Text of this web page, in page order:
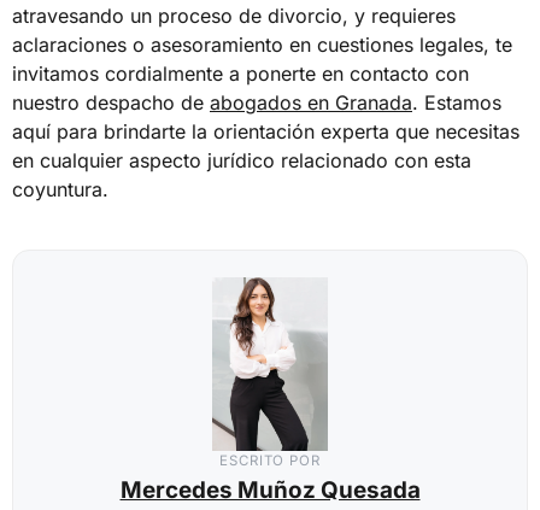
atravesando un proceso de divorcio, y requieres
aclaraciones o asesoramiento en cuestiones legales, te
invitamos cordialmente a ponerte en contacto con
nuestro despacho de abogados en Granada. Estamos
aquí para brindarte la orientación experta que necesitas
en cualquier aspecto jurídico relacionado con esta
coyuntura.
ESCRITO POR
Mercedes Muñoz Quesada